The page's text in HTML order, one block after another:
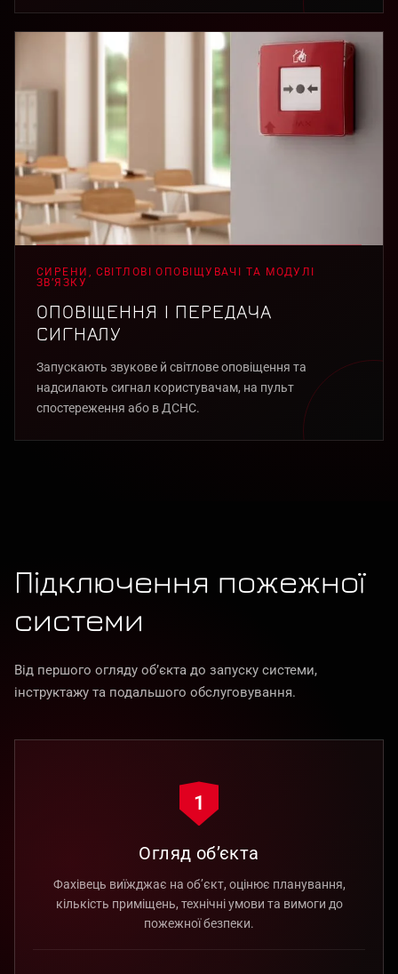
СИРЕНИ, СВІТЛОВІ ОПОВІЩУВАЧІ ТА МОДУЛІ
ЗВ’ЯЗКУ
ОПОВІЩЕННЯ І ПЕРЕДАЧА
СИГНАЛУ
Запускають звукове й світлове оповіщення та
надсилають сигнал користувачам, на пульт
спостереження або в ДСНС.
Підключення пожежної
системи
Від першого огляду об’єкта до запуску системи,
інструктажу та подальшого обслуговування.
1
Огляд об’єкта
Фахівець виїжджає на об’єкт, оцінює планування,
кількість приміщень, технічні умови та вимоги до
пожежної безпеки.